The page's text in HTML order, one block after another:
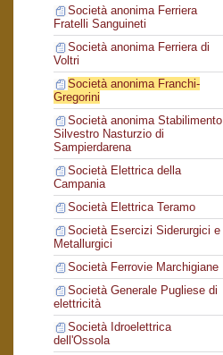
Società anonima Ferriera
Fratelli Sanguineti
Società anonima Ferriera di
Voltri
Società anonima Franchi-
Gregorini
Società anonima Stabilimento
Silvestro Nasturzio di
Sampierdarena
Società Elettrica della
Campania
Società Elettrica Teramo
Società Esercizi Siderurgici e
Metallurgici
Società Ferrovie Marchigiane
Società Generale Pugliese di
elettricità
Società Idroelettrica
dell'Ossola